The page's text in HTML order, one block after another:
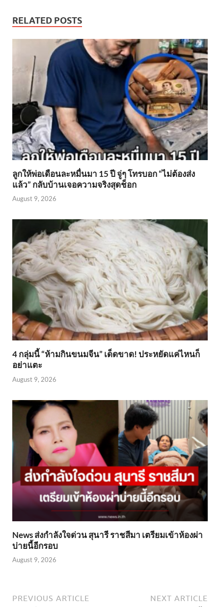
RELATED POSTS
ลูกให้พ่อเดือนละหมื่นมา 15 ปี จู่ๆ โทรบอก “ไม่ต้องส่ง
แล้ว” กลับบ้านเจอความจริงสุดช็อก
August 9, 2026
4 กลุ่มนี้ “ห้ามกินขนมจีน” เด็ดขาด! ประหยัดแค่ไหนก็
อย่าแตะ
August 9, 2026
News ส่งกำลังใจด่วน สุนารี ราชสีมา เตรียมเข้าห้องผ่า
บ่ายนี้อีกรอบ
August 9, 2026
PREVIOUS ARTICLE NEXT ARTICLE